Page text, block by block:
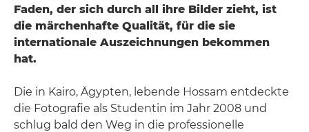
Faden, der sich durch all ihre Bilder zieht, ist
die märchenhafte Qualität, für die sie
internationale Auszeichnungen bekommen
hat.
Die in Kairo, Ägypten, lebende Hossam entdeckte
die Fotografie als Studentin im Jahr 2008 und
schlug bald den Weg in die professionelle